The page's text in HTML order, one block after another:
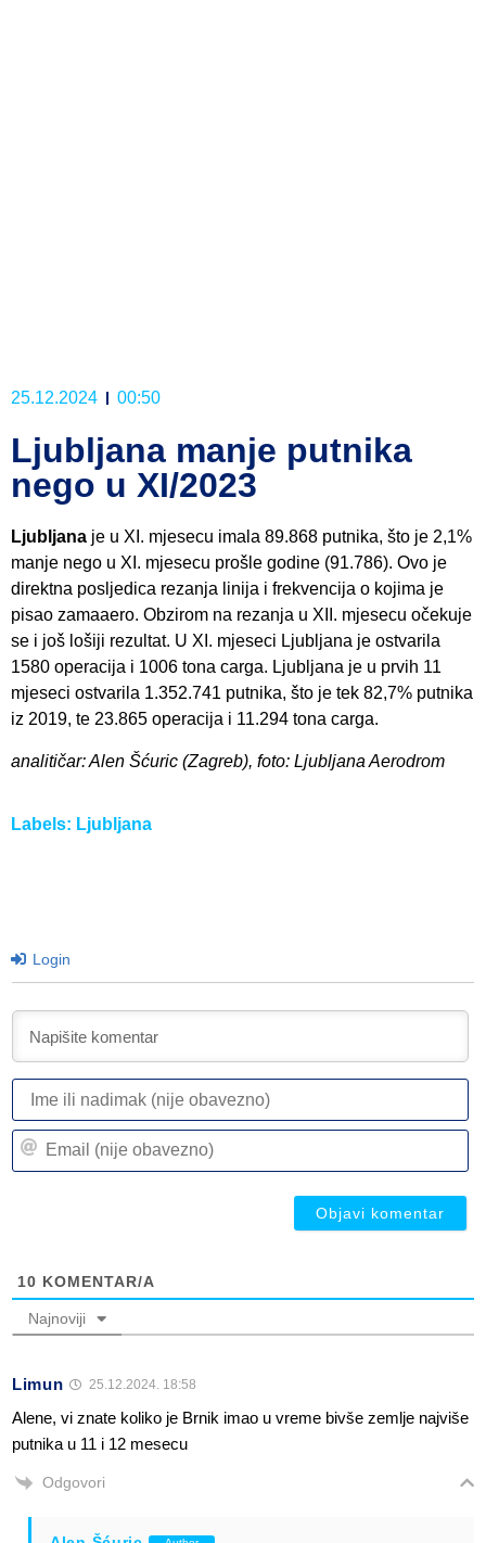
25.12.2024 00:50
Ljubljana manje putnika
nego u XI/2023
Ljubljana je u XI. mjesecu imala 89.868 putnika, što je 2,1%
manje nego u XI. mjesecu prošle godine (91.786). Ovo je
direktna posljedica rezanja linija i frekvencija o kojima je
pisao zamaaero. Obzirom na rezanja u XII. mjesecu očekuje
se i još lošiji rezultat. U XI. mjeseci Ljubljana je ostvarila
1580 operacija i 1006 tona carga. Ljubljana je u prvih 11
mjeseci ostvarila 1.352.741 putnika, što je tek 82,7% putnika
iz 2019, te 23.865 operacija i 11.294 tona carga.
analitičar: Alen Šćuric (Zagreb), foto: Ljubljana Aerodrom
Labels: Ljubljana
Login
10 KOMENTAR/A
Najnoviji
Limun 25.12.2024. 18:58
Alene, vi znate koliko je Brnik imao u vreme bivše zemlje najviše
putnika u 11 i 12 mesecu
Odgovori